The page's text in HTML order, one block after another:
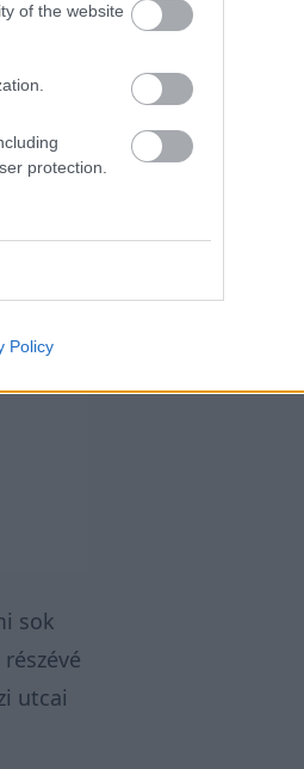
of the website
protection.
Policy
sok
utcai